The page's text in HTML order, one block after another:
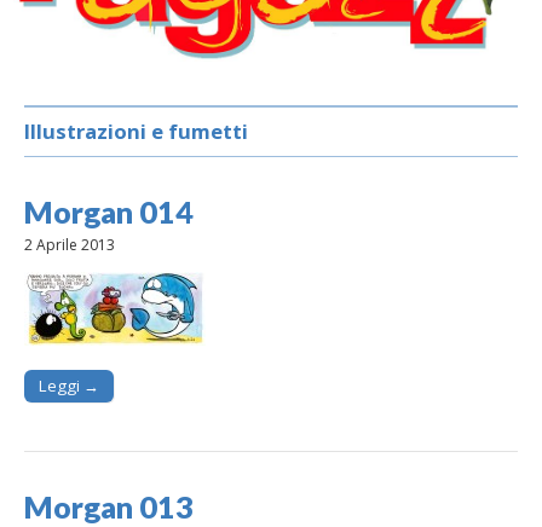
Illustrazioni e fumetti
Morgan 014
2 Aprile 2013
Leggi →
Morgan 013